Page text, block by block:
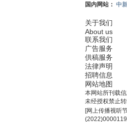
国内网站： 中
关于我们
About us
联系我们
广告服务
供稿服务
法律声明
招聘信息
网站地图
本网站所刊载
未经授权禁止
[网上传播视听
(2022)0000119